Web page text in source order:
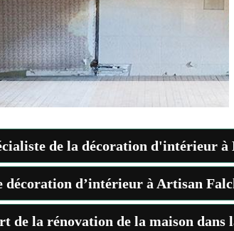
de la décoration d'intérieur à
décoration d’intérieur à Artisan
de la rénovation de la maison dans